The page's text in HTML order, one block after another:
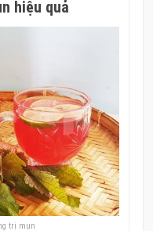
hiệu quả
trị mụn